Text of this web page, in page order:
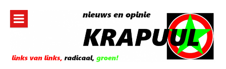
inhoud